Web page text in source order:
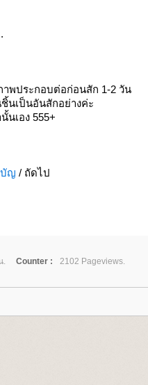
พประกอบต่อก่อนสัก 1-2 วัน
ชิ้นเป็นอันสักอย่างค่ะ
นเอง 555+
บัญ / ถัดไป
. Counter :
2102 Pageviews.